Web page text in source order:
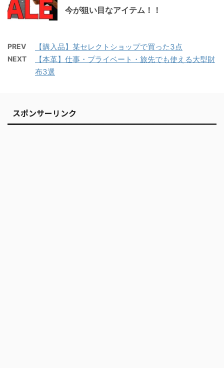
今が狙い目なアイテム！！
PREV 【購入品】某セレクトショップで買った3点
NEXT
【本革】仕事・プライベート・旅先でも使える大型財
布3選
スポンサーリンク